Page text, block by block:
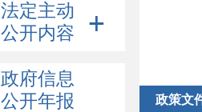
法定主动
公开内容
政府信息
公开年报
政策文